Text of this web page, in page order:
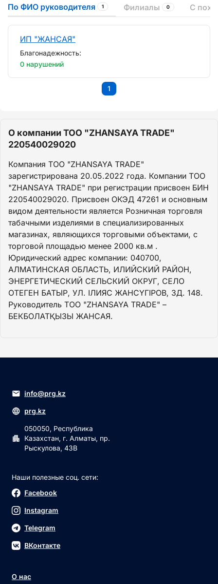
По ФИО руководителя 1 Филиалы 0 С
ИП "ЖАНСАЯ"
Благонадежность:
0 нарушений
1
О компании ТОО "ZHANSAYA TRADE"
220540029020
Компания ТОО "ZHANSAYA TRADE"
зарегистрирована 20.05.2022 года. Компании ТОО
"ZHANSAYA TRADE" при регистрации присвоен БИН
220540029020. Присвоен ОКЭД 47261 и основным
видом деятельности является Розничная торговля
табачными изделиями в специализированных
магазинах, являющихся торговыми объектами, с
торговой площадью менее 2000 кв.м .
Юридический адрес компании: 040700,
АЛМАТИНСКАЯ ОБЛАСТЬ, ИЛИЙСКИЙ РАЙОН,
ЭНЕРГЕТИЧЕСКИЙ СЕЛЬСКИЙ ОКРУГ, СЕЛО
ОТЕГЕН БАТЫР, УЛ. ІЛИЯС ЖАНСҮГІРОВ, ЗД. 148.
Руководитель ТОО "ZHANSAYA TRADE" –
БЕКБОЛАТҚЫЗЫ ЖАНСАЯ.
info@prg.kz
prg.kz
050050, Республика
Казахстан, г. Алматы, пр.
Рыскулова, 43В
Наши полезные соц. сети:
Facebook
Instagram
Telegram
ВКонтакте
О нас